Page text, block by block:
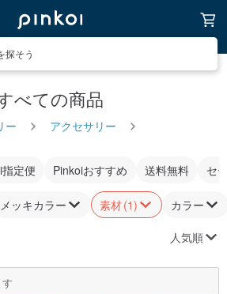
探そう
べての商品
ー
アクセサリー
定便 Pinkoiおすすめ 送料無料 セ
メッキカラー 素材(1) カラー
人気順